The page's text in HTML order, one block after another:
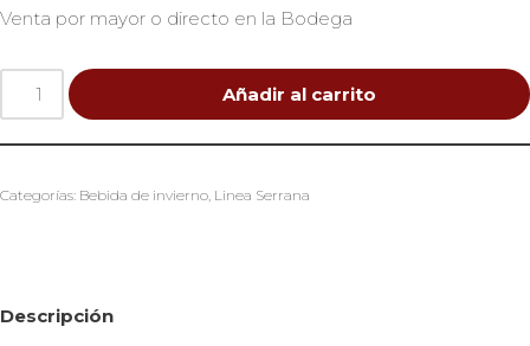
Venta por mayor o directo en la Bodega
Añadir al carrito
Categorías: Bebida de invierno, Linea Serrana
Descripción